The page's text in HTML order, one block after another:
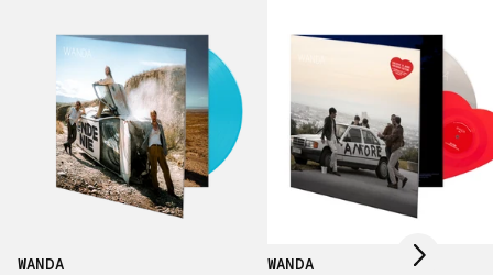
WANDA WANDA
Scroll right